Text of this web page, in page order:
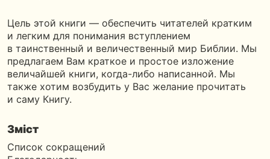
Цель этой книги — обеспечить читателей кратким
и легким для понимания вступлением
в таинственный и величественный мир Библии. Мы
предлагаем Вам краткое и простое изложение
величайшей книги, когда-либо написанной. Мы
также хотим возбудить у Вас желание прочитать
и саму Книгу.
Зміст
Список сокращений